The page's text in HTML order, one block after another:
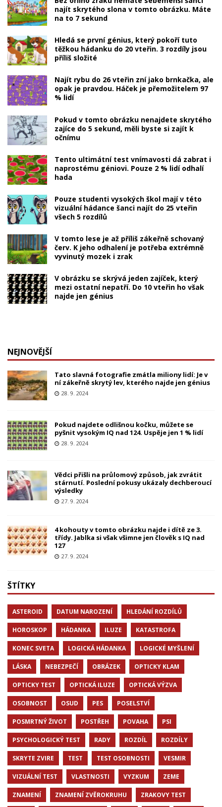
najít skrytého slona v tomto obrázku. Máte
na to 7 sekund
Hledá se první génius, který pokoří tuto
těžkou hádanku do 20 vteřin. 3 rozdíly jsou
příliš složité
Najít rybu do 26 vteřin zní jako brnkačka, ale
opak je pravdou. Háček je přemožitelem 97
% lidí
Pokud v tomto obrázku nenajdete skrytého
zajíce do 5 sekund, měli byste si zajít k
očnímu
Tento ultimátní test vnímavosti dá zabrat i
naprostému géniovi. Pouze 2 % lidí odhalí
hada
Pouze studenti vysokých škol mají v této
vizuální hádance šanci najít do 25 vteřin
všech 5 rozdílů
V tomto lese je až příliš zákeřně schovaný
červ. K jeho odhalení je potřeba extrémně
vyvinutý mozek i zrak
V obrázku se skrývá jeden zajíček, který
mezi ostatní nepatří. Do 10 vteřin ho však
najde jen génius
NEJNOVĚJŠÍ
Tato slavná fotografie zmátla miliony lidí: Je v
ní zákeřně skrytý lev, kterého najde jen génius
28. 9. 2024
Pokud najdete odlišnou kočku, můžete se
pyšnit vysokým IQ nad 124. Uspěje jen 1 % lidí
28. 9. 2024
Vědci přišli na průlomový způsob, jak zvrátit
stárnutí. Poslední pokusy ukázaly dechberoucí
výsledky
27. 9. 2024
4 kohouty v tomto obrázku najde i dítě ze 3.
třídy. Jablka si však všimne jen člověk s IQ nad
127
27. 9. 2024
ŠTÍTKY
ASTEROID DATUM NAROZENÍ HLEDÁNÍ ROZDÍLŮ
HOROSKOP HÁDANKA ILUZE KATASTROFA
KONEC SVETA LOGICKÁ HÁDANKA LOGICKÉ MYŠLENÍ
LÁSKA NEBEZPEČÍ OBRÁZEK OPTICKY KLAM
OPTICKY TEST OPTICKÁ ILUZE OPTICKÁ VÝZVA
OSOBNOST OSUD PES POSELSTVÍ
POSMRTNÝ ŽIVOT POSTŘEH POVAHA PSI
PSYCHOLOGICKÝ TEST RADY ROZDÍL ROZDÍLY
SKRYTE ZVIRE TEST TEST OSOBNOSTI VESMIR
VIZUÁLNÍ TEST VLASTNOSTI VYZKUM ZEME
ZNAMENÍ ZNAMENÍ ZVĚROKRUHU ZRAKOVY TEST